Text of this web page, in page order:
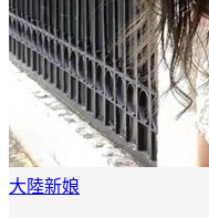
大陸新娘